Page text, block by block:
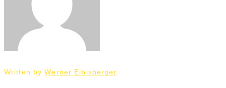
Written byWerner Eibisberger